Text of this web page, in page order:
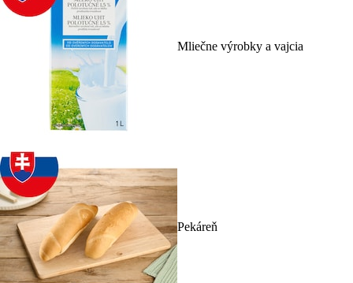
Mliečne výrobky a vajcia
Pekáreň